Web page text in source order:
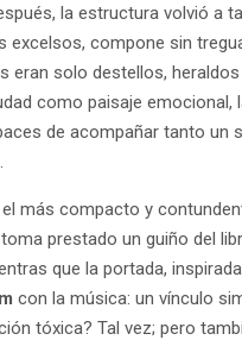
la estructura volvió a
excelsos, compone sin
eran solo destellos,
como paisaje
de acompañar tanto un
más compacto y
prestado un guiño del
que la portada,
con la música: un vínculo
tóxica? Tal vez; pero